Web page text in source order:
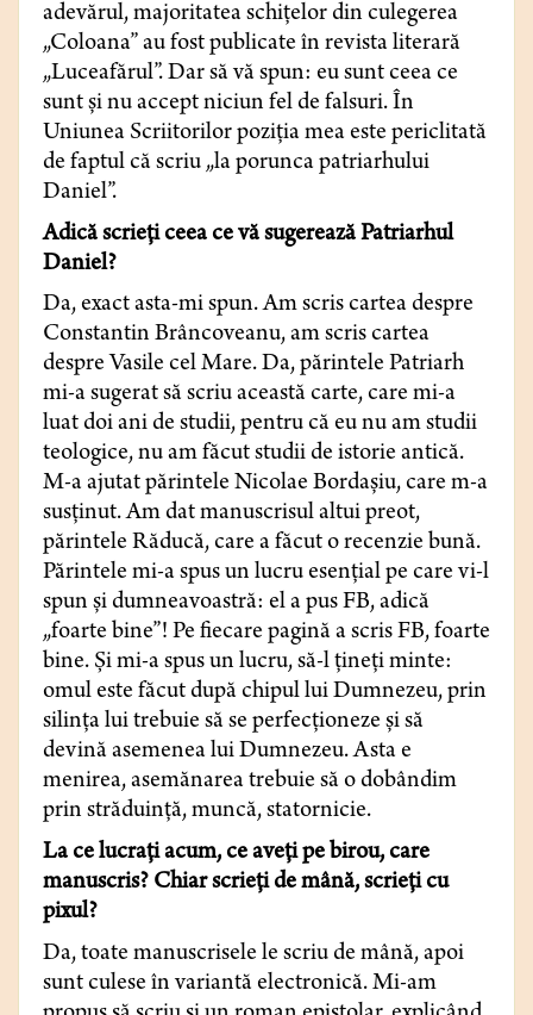
adevărul, majoritatea schiţelor din culegerea
„Coloana” au fost publicate în revista literară
„Luceafărul”. Dar să vă spun: eu sunt ceea ce
sunt şi nu accept niciun fel de falsuri. În
Uniunea Scriitorilor poziţia mea este periclitată
de faptul că scriu „la porunca patriarhului
Daniel”.
Adică scrieţi ceea ce vă sugerează Patriarhul
Daniel?
Da, exact asta-mi spun. Am scris cartea despre
Constantin Brâncoveanu, am scris cartea
despre Vasile cel Mare. Da, părintele Patriarh
mi-a sugerat să scriu această carte, care mi-a
luat doi ani de studii, pentru că eu nu am studii
teologice, nu am făcut studii de istorie antică.
M-a ajutat părintele Nicolae Bordaşiu, care m-a
susţinut. Am dat manuscrisul altui preot,
părintele Răducă, care a făcut o recenzie bună.
Părintele mi-a spus un lucru esenţial pe care vi-l
spun şi dumneavoastră: el a pus FB, adică
„foarte bine”! Pe fiecare pagină a scris FB, foarte
bine. Şi mi-a spus un lucru, să-l ţineţi minte:
omul este făcut după chipul lui Dumnezeu, prin
silinţa lui trebuie să se perfecţioneze şi să
devină asemenea lui Dumnezeu. Asta e
menirea, asemănarea trebuie să o dobândim
prin străduinţă, muncă, statornicie.
La ce lucraţi acum, ce aveţi pe birou, care
manuscris? Chiar scrieţi de mână, scrieţi cu
pixul?
Da, toate manuscrisele le scriu de mână, apoi
sunt culese în variantă electronică. Mi-am